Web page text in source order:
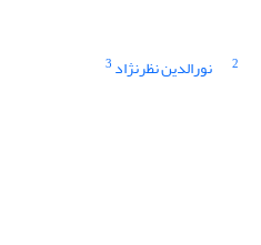
2 نورالدین نظرنژاد 3